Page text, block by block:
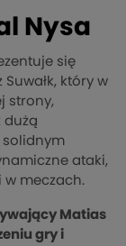
Nysa
się
który w
strony,
dużą
solidnym
ataki,
meczach.
Matias
gry i